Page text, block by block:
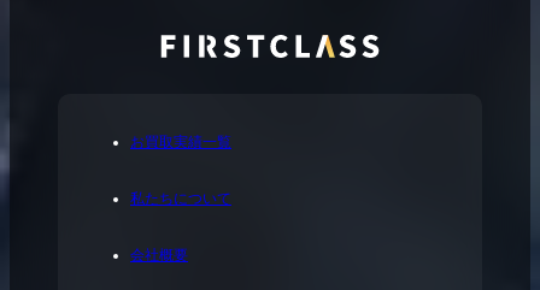
お買取実績一覧
私たちについて
会社概要